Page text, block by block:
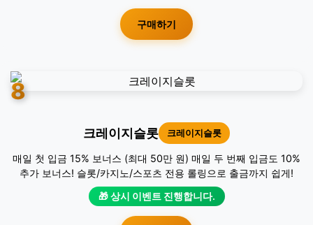
구매하기
8
크레이지슬롯 크레이지슬롯
매일 첫 입금 15% 보너스 (최대 50만 원) 매일 두 번째 입금도 10%
추가 보너스! 슬롯/카지노/스포츠 전용 롤링으로 출금까지 쉽게!
🎁 상시 이벤트 진행합니다.